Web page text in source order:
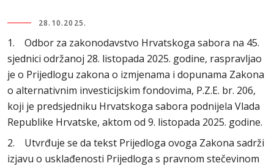
28.10.2025.
1. Odbor za zakonodavstvo Hrvatskoga sabora na 45.
sjednici održanoj 28. listopada 2025. godine, raspravljao
je o Prijedlogu zakona o izmjenama i dopunama Zakona
o alternativnim investicijskim fondovima, P.Z.E. br. 206,
koji je predsjedniku Hrvatskoga sabora podnijela Vlada
Republike Hrvatske, aktom od 9. listopada 2025. godine.
2. Utvrđuje se da tekst Prijedloga ovoga Zakona sadrži
izjavu o usklađenosti Prijedloga s pravnom stečevinom